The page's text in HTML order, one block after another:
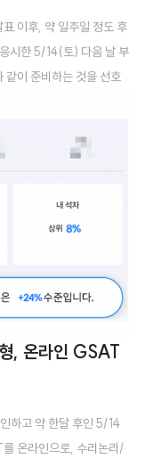
좋지 말지.. 근거 있는
표가 오늘 나지 않을 수
리즘 문제를 풀고 정리중
는 일은 참 쉽지 않다는
이후, 약 일주일 정도 후
시한 5/14(토) 다음 날 부
같이 준비하는 것을 선호
3명, 오프라인 스터디
막상 발표난 것을 보니
DX 부문을 지원한 사람
같은 부서를 지..
, 온라인 GSAT
고 약 한달 후인 5/14
온라인으로, 수리논리/